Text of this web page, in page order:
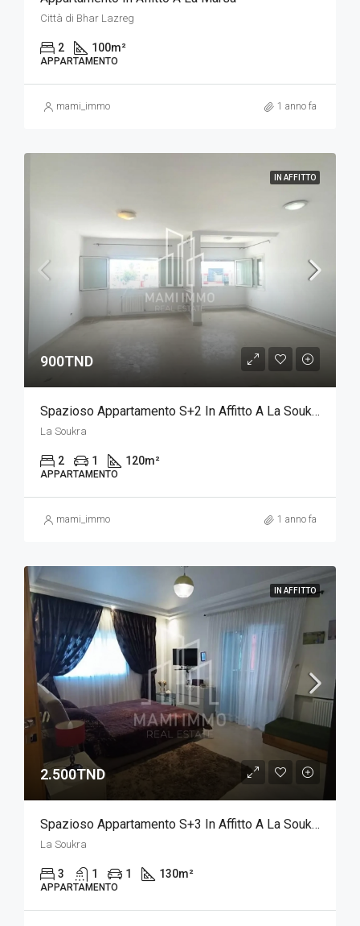
Città di Bhar Lazreg
2 100m²
APPARTAMENTO
mami_immo 1 anno fa
IN AFFITTO
900TND
Spazioso Appartamento S+2 In Affitto A La Soukra
La Soukra
2 1 120m²
APPARTAMENTO
mami_immo 1 anno fa
IN AFFITTO
2.500TND
Spazioso Appartamento S+3 In Affitto A La Soukra
La Soukra
3 1 1 130m²
APPARTAMENTO